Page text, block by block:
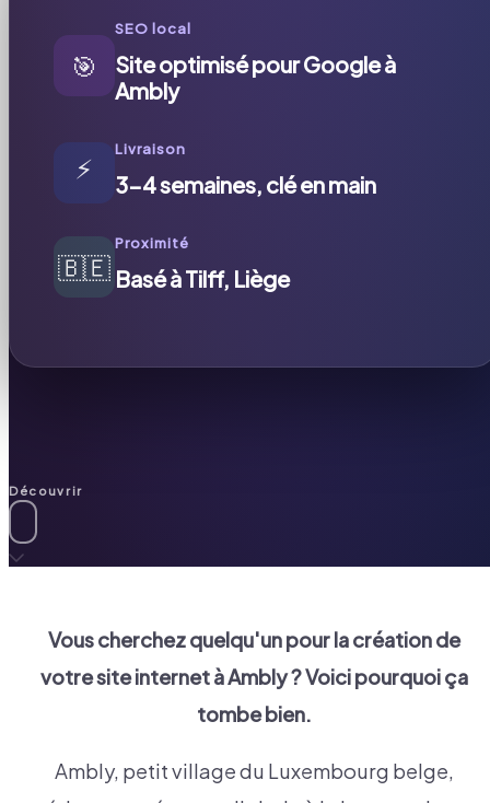
🎯
SEO local
Site optimisé pour Google à
Ambly
⚡
Livraison
3-4 semaines, clé en main
🇧🇪
Proximité
Basé à Tilff, Liège
Découvrir
Vous cherchez quelqu'un pour la création de
votre site internet àAmbly? Voici pourquoi ça
tombe bien.
Ambly, petit village du Luxembourg belge,